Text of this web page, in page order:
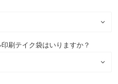
刷テイク袋はいりますか？